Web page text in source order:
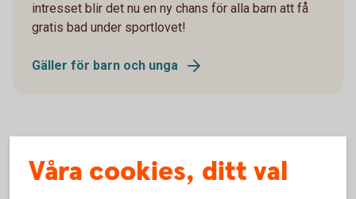
intresset blir det nu en ny chans för alla barn att få
gratis bad under sportlovet!
Gäller för barn och unga
Våra cookies, ditt val